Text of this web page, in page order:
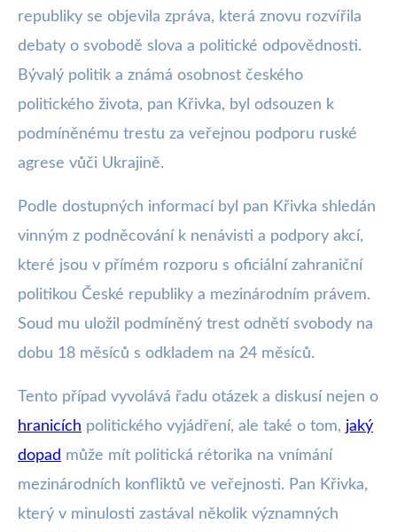
24. 11. 2025 · 3 min čtení · Autor: Barbora Černá
republiky se objevila zpráva, která znovu rozvířila
debaty o svobodě slova a politické odpovědnosti.
Bývalý politik a známá osobnost českého
politického života, pan Křivka, byl odsouzen k
podmíněnému trestu za veřejnou podporu ruské
agrese vůči Ukrajině.
Podle dostupných informací byl pan Křivka shledán
vinným z podněcování k nenávisti a podpory akcí,
které jsou v přímém rozporu s oficiální zahraniční
politikou České republiky a mezinárodním právem.
Soud mu uložil podmíněný trest odnětí svobody na
dobu 18 měsíců s odkladem na 24 měsíců.
Tento případ vyvolává řadu otázek a diskusí nejen o
hranicích politického vyjádření, ale také o tom, jaký
dopad může mít politická rétorika na vnímání
mezinárodních konfliktů ve veřejnosti. Pan Křivka,
který v minulosti zastával několik významných